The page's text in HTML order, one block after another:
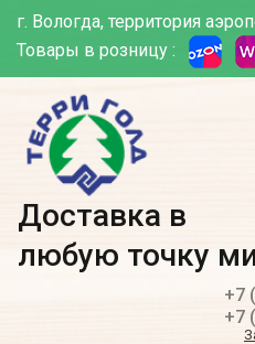
г. Вологда, территория
Товары в розницу :
Доставка в
любую точку
+7
+7